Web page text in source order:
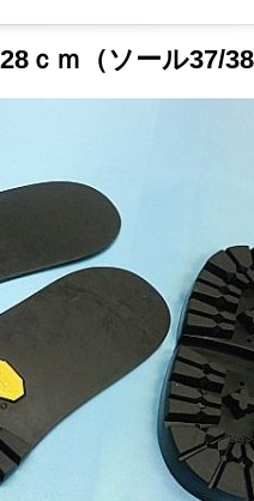
ｍ（ソール37/38